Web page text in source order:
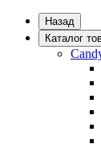
Назад
Каталог